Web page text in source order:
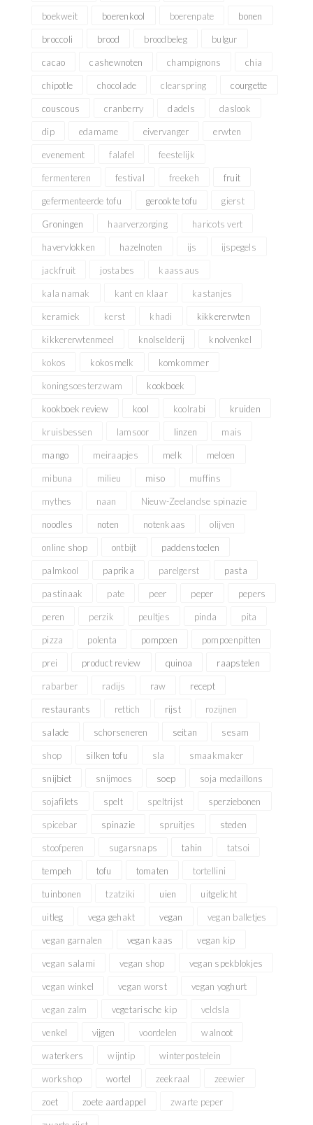
boekweit boerenkool boerenpate bonen
broccoli brood broodbeleg bulgur
cacao cashewnoten champignons chia
chipotle chocolade clearspring courgette
couscous cranberry dadels daslook
dip edamame eivervanger erwten
evenement falafel feestelijk
fermenteren festival freekeh fruit
gefermenteerde tofu gerookte tofu gierst
Groningen haarverzorging haricots vert
havervlokken hazelnoten ijs ijspegels
jackfruit jostabes kaassaus
kala namak kant en klaar kastanjes
keramiek kerst khadi kikkererwten
kikkererwtenmeel knolselderij knolvenkel
kokos kokosmelk komkommer
koningsoesterzwam kookboek
kookboek review kool koolrabi kruiden
kruisbessen lamsoor linzen mais
mango meiraapjes melk meloen
mibuna milieu miso muffins
mythes naan Nieuw-Zeelandse spinazie
noodles noten notenkaas olijven
online shop ontbijt paddenstoelen
palmkool paprika parelgerst pasta
pastinaak pate peer peper pepers
peren perzik peultjes pinda pita
pizza polenta pompoen pompoenpitten
prei product review quinoa raapstelen
rabarber radijs raw recept
restaurants rettich rijst rozijnen
salade schorseneren seitan sesam
shop silken tofu sla smaakmaker
snijbiet snijmoes soep soja medaillons
sojafilets spelt speltrijst sperziebonen
spicebar spinazie spruitjes steden
stoofperen sugarsnaps tahin tatsoi
tempeh tofu tomaten tortellini
tuinbonen tzatziki uien uitgelicht
uitleg vega gehakt vegan vegan balletjes
vegan garnalen vegan kaas vegan kip
vegan salami vegan shop vegan spekblokjes
vegan winkel vegan worst vegan yoghurt
vegan zalm vegetarische kip veldsla
venkel vijgen voordelen walnoot
waterkers wijntip winterpostelein
workshop wortel zeekraal zeewier
zoet zoete aardappel zwarte peper